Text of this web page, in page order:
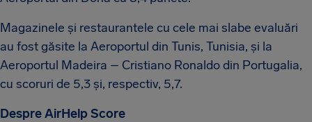
Magazinele și restaurantele cu cele mai slabe evaluări
au fost găsite la Aeroportul din Tunis, Tunisia, și la
Aeroportul Madeira – Cristiano Ronaldo din Portugalia,
cu scoruri de 5,3 și, respectiv, 5,7.
Despre AirHelp Score